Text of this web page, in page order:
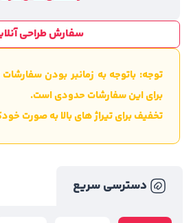
سفارش طراحی
توجه: باتوجه به زمانبر بودن سفارشات
برای این سفارشات حدودی است.
تخفیف برای تیراژ های بالا به صورت
دسترسی سریع